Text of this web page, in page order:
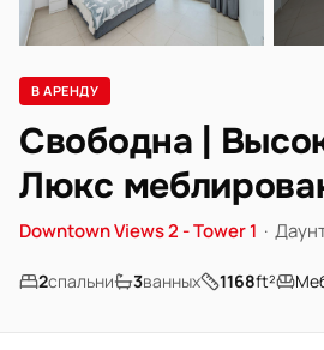
В АРЕНДУ
Свободна |
Люкс
Downtown Views 2 - Tower 1 ·
2спальни 3ванных 1168ft²